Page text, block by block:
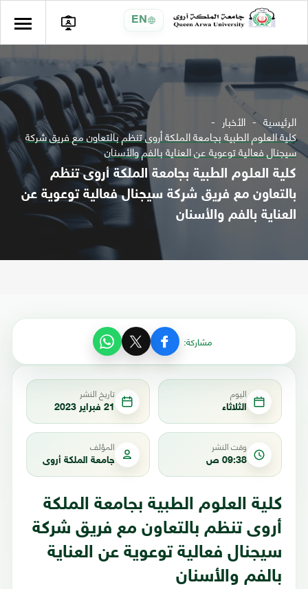
EN
الرئيسية الأخبار
كلية العلوم الطبية بجامعة الملكة أروى تنظم بالتعاون مع فريق شركة
سيجنال فعالية توعوية عن العناية بالفم والأسنان
كلية العلوم الطبية بجامعة الملكة أروى تنظم
بالتعاون مع فريق شركة سيجنال فعالية توعوية عن
العناية بالفم والأسنان
مشاركة:
اليوم
الثلاثاء
تاريخ النشر
21 فبراير 2023
وقت النشر
09:38 ص
المؤلف
جامعة الملكة أروى
كلية العلوم الطبية بجامعة الملكة
أروى تنظم بالتعاون مع فريق شركة
سيجنال فعالية توعوية عن العناية
بالفم والأسنان